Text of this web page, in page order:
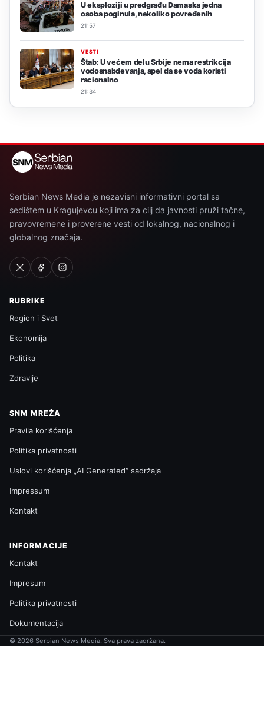
U eksploziji u predgrađu Damaska jedna
osoba poginula, nekoliko povređenih
21:57
VESTI
Štab: U većem delu Srbije nema restrikcija
vodosnabdevanja, apel da se voda koristi
racionalno
21:34
Serbian News Media je nezavisni informativni portal sa
sedištem u Kragujevcu koji ima za cilj da javnosti pruži tačne,
pravovremene i proverene vesti od lokalnog, nacionalnog i
globalnog značaja.
RUBRIKE
Region i Svet
Ekonomija
Politika
Zdravlje
SNM MREŽA
Pravila korišćenja
Politika privatnosti
Uslovi korišćenja „AI Generated“ sadržaja
Impressum
Kontakt
INFORMACIJE
Kontakt
Impresum
Politika privatnosti
Dokumentacija
© 2026 Serbian News Media. Sva prava zadržana.